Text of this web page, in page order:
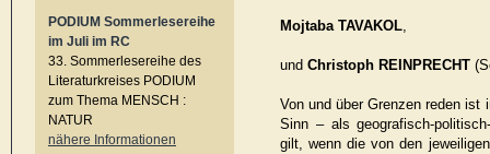
PODIUM Sommerlesereihe
im Juli im RC
33. Sommerlesereihe des
Literaturkreises PODIUM
zum Thema MENSCH :
NATUR
nähere Informationen
Mojtaba TAVAKOL,
und Christoph REINPRECHT
Von und über Grenzen reden ist
Sinn – als geografisch-
gilt, wenn die von den